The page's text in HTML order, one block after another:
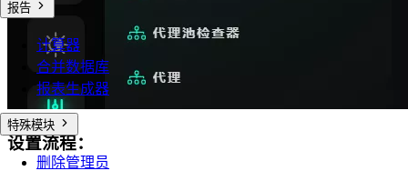
报告
计算器
合并数据库
报表生成器
特殊模块
删除管理员
设置流程：